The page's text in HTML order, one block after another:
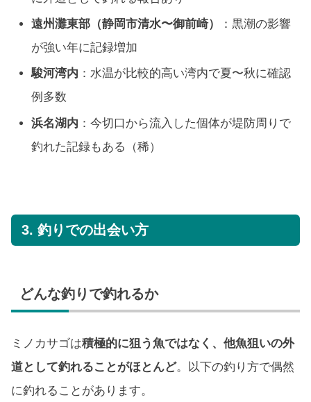
遠州灘東部（静岡市清水〜御前崎）
：黒潮の影響
が強い年に記録増加
駿河湾内 ：水温が比較的高い湾内で夏〜秋に確認
例多数
浜名湖内 ：今切口から流入した個体が堤防周りで
釣れた記録もある（稀）
3. 釣りでの出会い方
どんな釣りで釣れるか
ミノカサゴは積極的に狙う魚ではなく、他魚狙いの外
道として釣れることがほとんど。以下の釣り方で偶然
に釣れることがあります。